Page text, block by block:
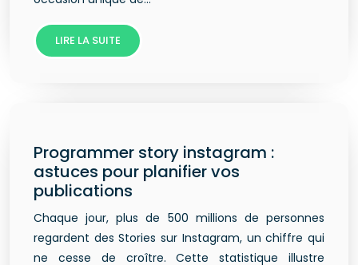
LIRE LA SUITE
Programmer story instagram :
astuces pour planifier vos
publications
Chaque jour, plus de 500 millions de personnes
regardent des Stories sur Instagram, un chiffre qui
ne cesse de croître. Cette statistique illustre